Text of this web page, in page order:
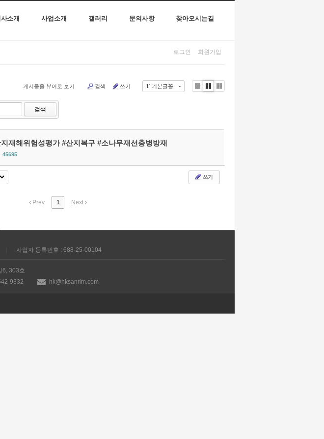
소개 사업소개 갤러리 문의사항 찾아오시는길
로그인 회원가입
T 기본글꼴
게시물을 뷰어로 보기 검색 쓰기
검색
Li
Zi
G
y
재해위험성평가 #산지복구 #소나무재선충병방재
45695
쓰기
Prev 1 Next
사업자 등록번호 : 688-25-00104
6, 303호
9332 hk@hksanrim.com